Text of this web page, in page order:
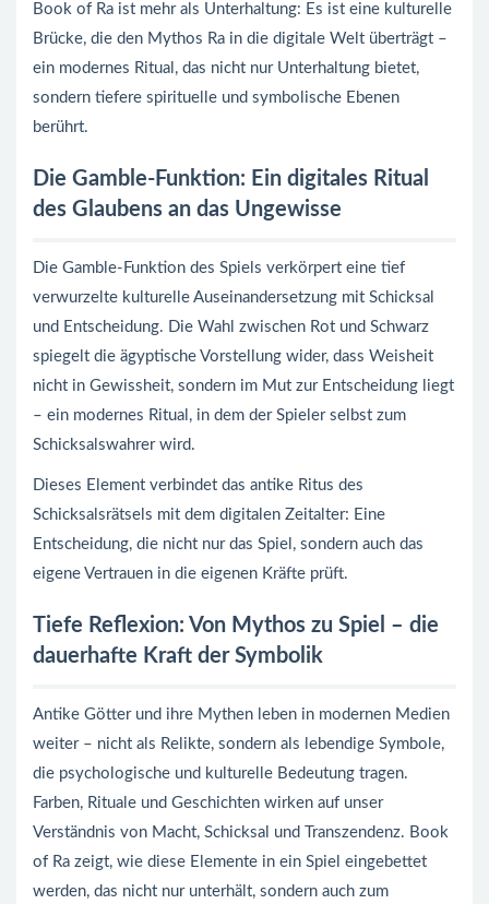
Book of Ra ist mehr als Unterhaltung: Es ist eine kulturelle
Brücke, die den Mythos Ra in die digitale Welt überträgt –
ein modernes Ritual, das nicht nur Unterhaltung bietet,
sondern tiefere spirituelle und symbolische Ebenen
berührt.
Die Gamble-Funktion: Ein digitales Ritual
des Glaubens an das Ungewisse
Die Gamble-Funktion des Spiels verkörpert eine tief
verwurzelte kulturelle Auseinandersetzung mit Schicksal
und Entscheidung. Die Wahl zwischen Rot und Schwarz
spiegelt die ägyptische Vorstellung wider, dass Weisheit
nicht in Gewissheit, sondern im Mut zur Entscheidung liegt
– ein modernes Ritual, in dem der Spieler selbst zum
Schicksalswahrer wird.
Dieses Element verbindet das antike Ritus des
Schicksalsrätsels mit dem digitalen Zeitalter: Eine
Entscheidung, die nicht nur das Spiel, sondern auch das
eigene Vertrauen in die eigenen Kräfte prüft.
Tiefe Reflexion: Von Mythos zu Spiel – die
dauerhafte Kraft der Symbolik
Antike Götter und ihre Mythen leben in modernen Medien
weiter – nicht als Relikte, sondern als lebendige Symbole,
die psychologische und kulturelle Bedeutung tragen.
Farben, Rituale und Geschichten wirken auf unser
Verständnis von Macht, Schicksal und Transzendenz. Book
of Ra zeigt, wie diese Elemente in ein Spiel eingebettet
werden, das nicht nur unterhält, sondern auch zum